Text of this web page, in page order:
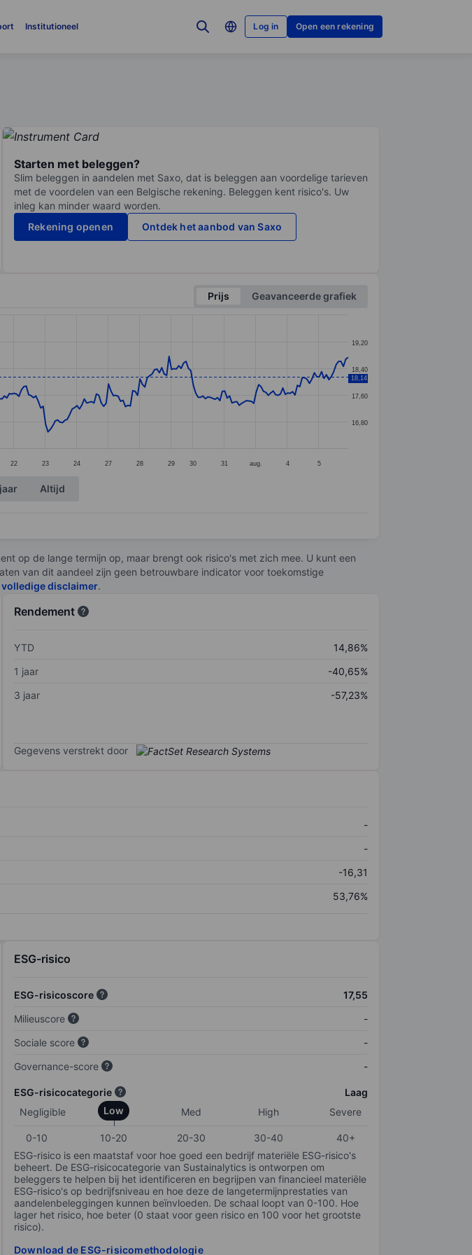
Institutioneel Log in Open een rekening
Starten met beleggen?
Slim beleggen in aandelen met Saxo, dat is beleggen aan voordelige tarieven
met de voordelen van een Belgische rekening. Beleggen kent risico's. Uw
inleg kan minder waard worden.
Rekening openen
Ontdek het aanbod van Saxo
Prijs
Geavanceerde grafiek
22 23 24 27 28 29 30 31 aug. 4 5
16,80
17,60
18,40
19,20
18,14
Altijd
op de lange termijn op, maar brengt ook risico's met zich mee. U kunt een
van dit aandeel zijn geen betrouwbare indicator voor toekomstige
volledige disclaimer.
Rendement
YTD
14,86%
1 jaar
-40,65%
3 jaar
-57,23%
Gegevens verstrekt door
-
-
-16,31
53,76%
ESG-risico
ESG-risicoscore
17,55
Milieuscore
-
Sociale score
-
Governance-score
-
ESG-risicocategorie
Laag
Negligible
Low Med High Severe
0-10 10-20 20-30 30-40
40+
ESG-risico is een maatstaf voor hoe goed een bedrijf materiële ESG-risico's
beheert. De ESG-risicocategorie van Sustainalytics is ontworpen om
beleggers te helpen bij het identificeren en begrijpen van financieel materiële
ESG-risico's op bedrijfsniveau en hoe deze de langetermijnprestaties van
aandelenbeleggingen kunnen beïnvloeden. De schaal loopt van 0-100. Hoe
lager het risico, hoe beter (0 staat voor geen risico en 100 voor het grootste
risico).
Download de ESG-risicomethodologie